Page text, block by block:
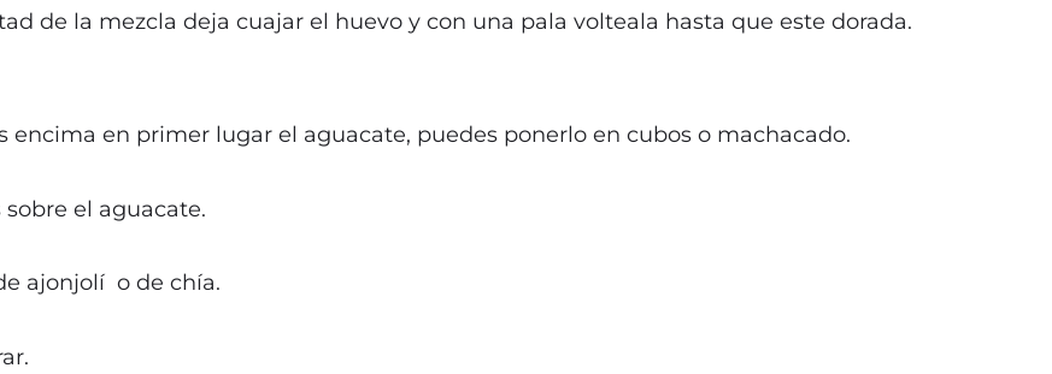
de la mezcla deja cuajar el huevo y con una pala volteala hasta que este dorada.
encima en primer lugar el aguacate, puedes ponerlo en cubos o machacado.
el aguacate.
ajonjolí o de chía.